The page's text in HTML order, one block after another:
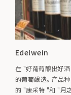
Edelwein
在 "好葡萄酿出好
的葡萄酿造。 产品
的 "康采特 "和 "月